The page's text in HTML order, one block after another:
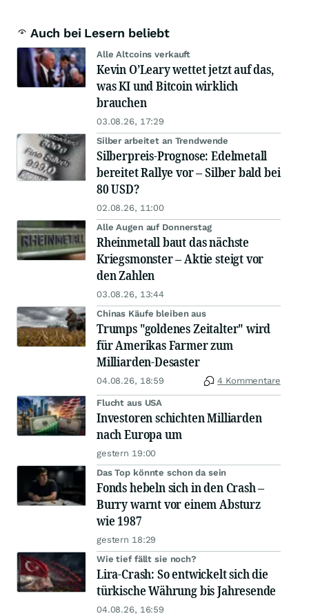
Auch bei Lesern beliebt
Alle Altcoins verkauft
Kevin O’Leary wettet jetzt auf das,
was KI und Bitcoin wirklich
brauchen
03.08.26, 17:29
Silber arbeitet an Trendwende
Silberpreis-Prognose: Edelmetall
bereitet Rallye vor – Silber bald bei
80 USD?
02.08.26, 11:00
Alle Augen auf Donnerstag
Rheinmetall baut das nächste
Kriegsmonster – Aktie steigt vor
den Zahlen
03.08.26, 13:44
Chinas Käufe bleiben aus
Trumps "goldenes Zeitalter" wird
für Amerikas Farmer zum
Milliarden-Desaster
04.08.26, 18:59 4 Kommentare
Flucht aus USA
Investoren schichten Milliarden
nach Europa um
gestern 19:00
Das Top könnte schon da sein
Fonds hebeln sich in den Crash –
Burry warnt vor einem Absturz
wie 1987
gestern 18:29
Wie tief fällt sie noch?
Lira-Crash: So entwickelt sich die
türkische Währung bis Jahresende
04.08.26, 16:59